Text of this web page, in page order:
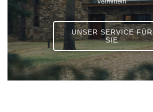
UNSER SERVICE FÜR
SIE